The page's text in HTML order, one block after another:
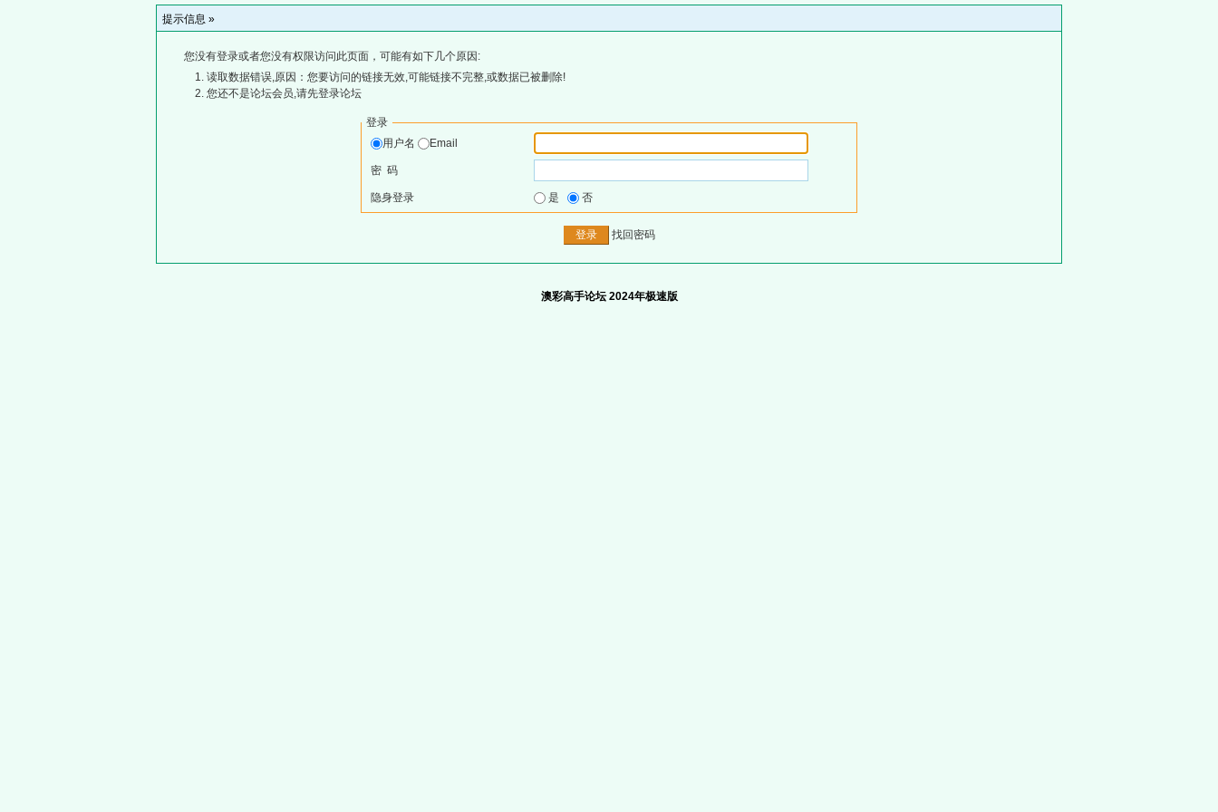
提示信息 »
您没有登录或者您没有权限访问此页面，可能有如下几个原因:
读取数据错误,原因：您要访问的链接无效,可能链接不完整,或数据已被删除!
您还不是论坛会员,请先登录论坛
登录
用户名
Email
密 码
隐身登录 是 否
找回密码
澳彩高手论坛 2024年极速版